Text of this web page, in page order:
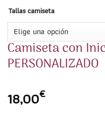
Camiseta con
PERSONALIZADO
18,00€
Tallas camiseta